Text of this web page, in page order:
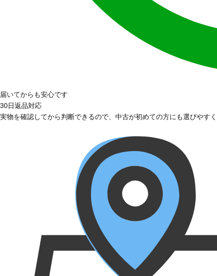
届いてからも安心です
30日返品対応
実物を確認してから判断できるので、中古が初めての方にも選びやす